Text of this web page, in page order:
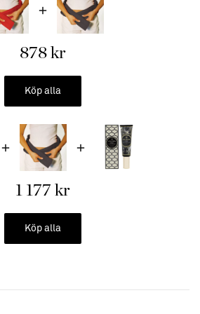
och stukningar.
ca 20 minuter.
utan tillsyn!
har en roterande platta, försäkra dig om
fritt.
878 kr
Köp alla
1 177 kr
Köp alla